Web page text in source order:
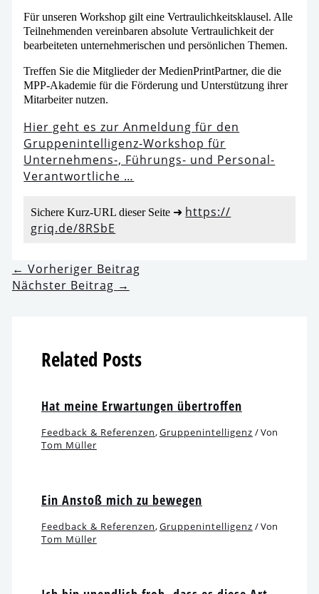
Für unse­ren Workshop gilt eine Vertraulichkeitsklausel. Alle
Teilnehmenden ver­ein­ba­ren abso­lu­te Vertraulichkeit der
bear­bei­te­ten unter­neh­me­ri­schen und per­sön­li­chen Themen.
Treffen Sie die Mitglieder der MedienPrintPartner, die die
MPP-Akademie für die Förderung und Unterstützung ihrer
Mitarbeiter nutzen.
Hier geht es zur Anmeldung für den
Gruppenintelligenz-Workshop für
Unternehmens‑, Führungs- und Personal-
Verantwortliche …
Sichere Kurz-URL die­ser Seite ➜ https://​
griq​.de/​8​R​SbE
← Vorheriger Beitrag
Nächster Beitrag →
Related Posts
Hat mei­ne Erwartungen übertroffen
Feedback & Referenzen,Gruppenintelligenz / Von
Tom Müller
Ein Anstoß mich zu bewegen
Feedback & Referenzen,Gruppenintelligenz / Von
Tom Müller